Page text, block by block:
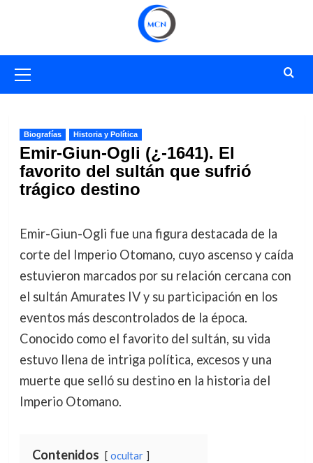
primario
Biografías Historia y Política
Emir-Giun-Ogli (¿-1641). El
favorito del sultán que sufrió
trágico destino
Emir-Giun-Ogli fue una figura destacada de la
corte del Imperio Otomano, cuyo ascenso y caída
estuvieron marcados por su relación cercana con
el sultán Amurates IV y su participación en los
eventos más descontrolados de la época.
Conocido como el favorito del sultán, su vida
estuvo llena de intriga política, excesos y una
muerte que selló su destino en la historia del
Imperio Otomano.
Contenidos ocultar